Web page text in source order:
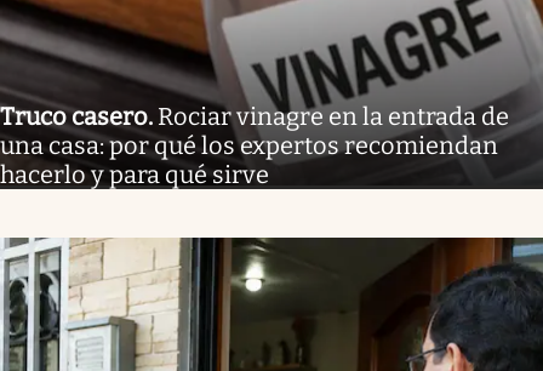
Truco casero. Rociar vinagre en la entrada de
una casa: por qué los expertos recomiendan
hacerlo y para qué sirve